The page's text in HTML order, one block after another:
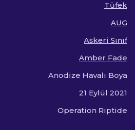
Tüfek
AUG
Askeri Sınıf
Amber Fade
Anodize Havalı Boya
21 Eylül 2021
Operation Riptide